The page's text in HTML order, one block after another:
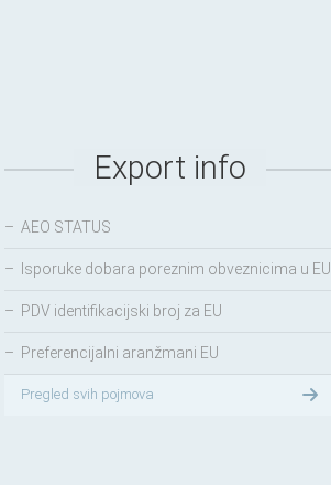
Export info
– AEO STATUS
– Isporuke dobara poreznim obveznicima u EU
– PDV identifikacijski broj za EU
– Preferencijalni aranžmani EU
Pregled svih pojmova